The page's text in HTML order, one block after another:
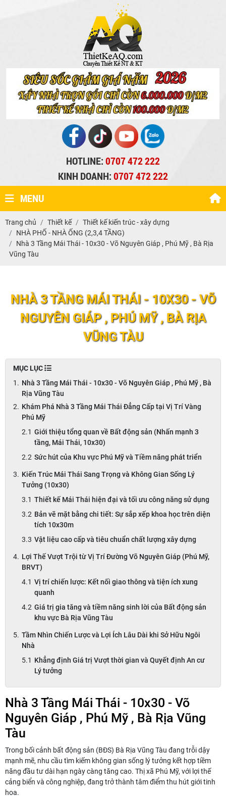
HOTLINE:0707 472 222
KINH DOANH:0707 472 222
MENU
Trang chủ Thiết kế
Thiết kế kiến trúc - xây dựng
NHÀ PHỐ - NHÀ ỐNG (2,3,4 TẦNG)
Nhà 3 Tầng Mái Thái - 10x30 - Võ Nguyên Giáp , Phú Mỹ , Bà Rịa
Vũng Tàu
NHÀ 3 TẦNG MÁI THÁI - 10X30 - VÕ
NGUYÊN GIÁP , PHÚ MỸ , BÀ RỊA
VŨNG TÀU
MỤC LỤC
Nhà 3 Tầng Mái Thái - 10x30 - Võ Nguyên Giáp , Phú Mỹ , Bà
Rịa Vũng Tàu
Khám Phá Nhà 3 Tầng Mái Thái Đẳng Cấp tại Vị Trí Vàng
Phú Mỹ
Giới thiệu tổng quan về Bất động sản (Nhấn mạnh 3
tầng, Mái Thái, 10x30)
Sức hút của Khu vực Phú Mỹ và Tiềm năng phát triển
Kiến Trúc Mái Thái Sang Trọng và Không Gian Sống Lý
Tưởng (10x30)
Thiết kế Mái Thái hiện đại và tối ưu công năng sử dụng
Bản vẽ mặt bằng chi tiết: Sự sắp xếp khoa học trên diện
tích 10x30m
Vật liệu cao cấp và tiêu chuẩn chất lượng xây dựng
Lợi Thế Vượt Trội từ Vị Trí Đường Võ Nguyên Giáp (Phú Mỹ,
BRVT)
Vị trí chiến lược: Kết nối giao thông và tiện ích xung
quanh
Giá trị gia tăng và tiềm năng sinh lời của Bất động sản
khu vực Bà Rịa Vũng Tàu
Tầm Nhìn Chiến Lược và Lợi Ích Lâu Dài khi Sở Hữu Ngôi
Nhà
Khẳng định Giá trị Vượt thời gian và Quyết định An cư
Lý tưởng
Nhà 3 Tầng Mái Thái - 10x30 - Võ
Nguyên Giáp , Phú Mỹ , Bà Rịa Vũng
Tàu
Trong bối cảnh bất động sản (BĐS) Bà Rịa Vũng Tàu đang trỗi dậy
mạnh mẽ, nhu cầu tìm kiếm không gian sống lý tưởng kết hợp tiềm
năng đầu tư dài hạn ngày càng tăng cao. Thị xã Phú Mỹ, với lợi thế
cảng biển và công nghiệp, đang trở thành tâm điểm thu hút giới tinh
hoa.